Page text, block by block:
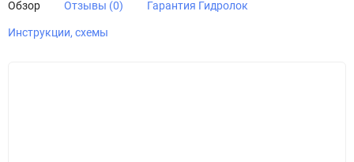
Обзор Отзывы (0) Гарантия Гидролок
Инструкции, схемы